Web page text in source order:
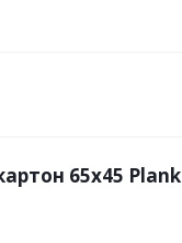
65х45 Plank